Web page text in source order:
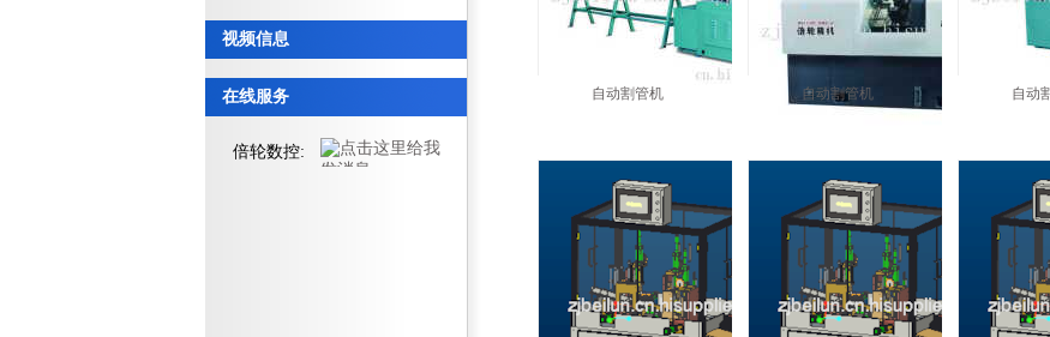
视频信息
在线服务
倍轮数控:
自动割管机 自动割管机 自动